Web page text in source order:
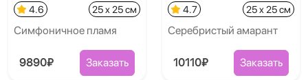
4.6 25 x 25 см
Симфоничное пламя
9890₽ Заказать
4.7 25 x 25 см
Серебристый амарант
10110₽ Заказать